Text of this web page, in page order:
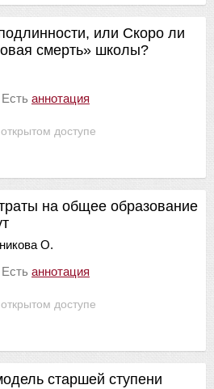
доступе
или Скоро ли
смерть» школы?
Есть аннотация
доступе
на общее образование
О.
Есть аннотация
старшей ступени